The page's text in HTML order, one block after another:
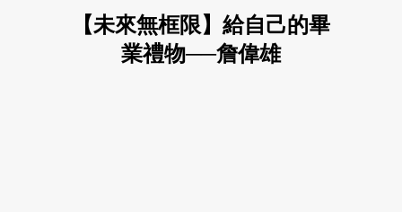
【未來無框限】給自己的畢
業禮物──詹偉雄